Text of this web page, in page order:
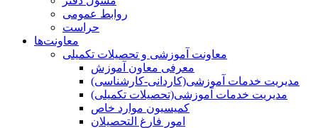
روابط عمومی
حراست
معاونت‌ها
معاونت آموزشی و تحصیلات تکمیلی
معرفی معاون آموزش
مدیریت خدمات آموزشی(کاردانی-کارشناسی)
مدیریت خدمات آموزشی(تحصیلات تکمیلی)
کمیسیون موارد خاص
امور فارغ التحصیلان